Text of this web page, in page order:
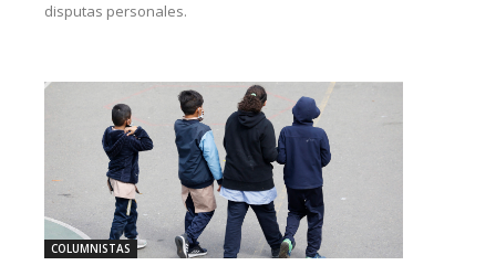
disputas personales.
COLUMNISTAS